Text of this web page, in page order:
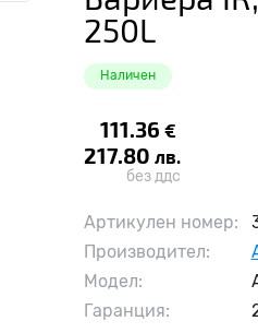
250L
Наличен
111.36 €
217.80 лв.
без ддс
Артикулен номер:
Производител:
Модел:
Гаранция: